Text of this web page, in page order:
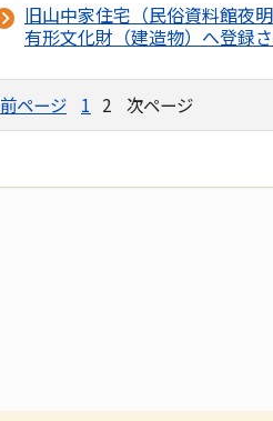
旧山中家住宅（民俗資料館夜
有形文化財（建造物）へ登録
前ページ 1 2 次ページ